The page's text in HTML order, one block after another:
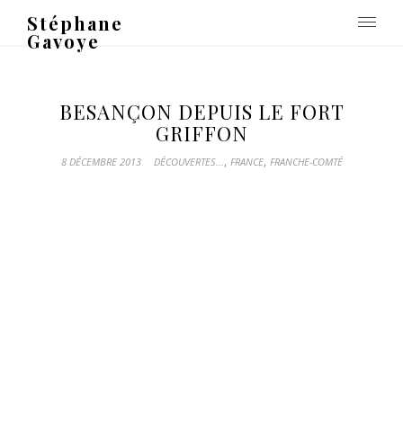
Stéphane
Gavoye
BESANÇON DEPUIS LE FORT
GRIFFON
8 DÉCEMBRE 2013 DÉCOUVERTES..., FRANCE, FRANCHE-COMTÉ